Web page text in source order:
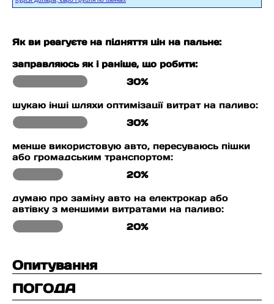
Як ви реагуєте на підняття цін на пальне:
заправляюсь як і раніше, що робити:
30%
шукаю інші шляхи оптимізації витрат на паливо:
30%
менше використовую авто, пересуваюсь пішки
або громадським транспортом:
20%
думаю про заміну авто на електрокар або
автівку з меншими витратами на паливо:
20%
Опитування
ПОГОДА